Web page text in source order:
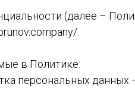
ВЕТРОВКИ
ДЖИНСЫ
(далее –
в Политике:
персональных